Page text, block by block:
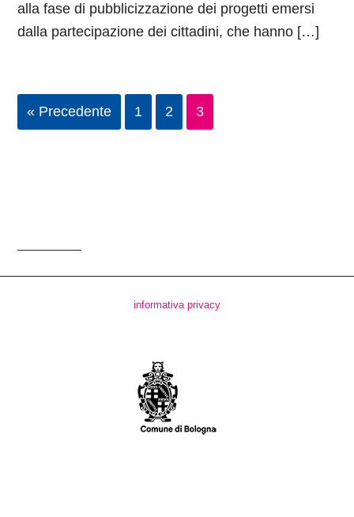
alla fase di pubblicizzazione dei progetti emersi
dalla partecipazione dei cittadini, che hanno […]
« Precedente 1 2 3
informativa privacy